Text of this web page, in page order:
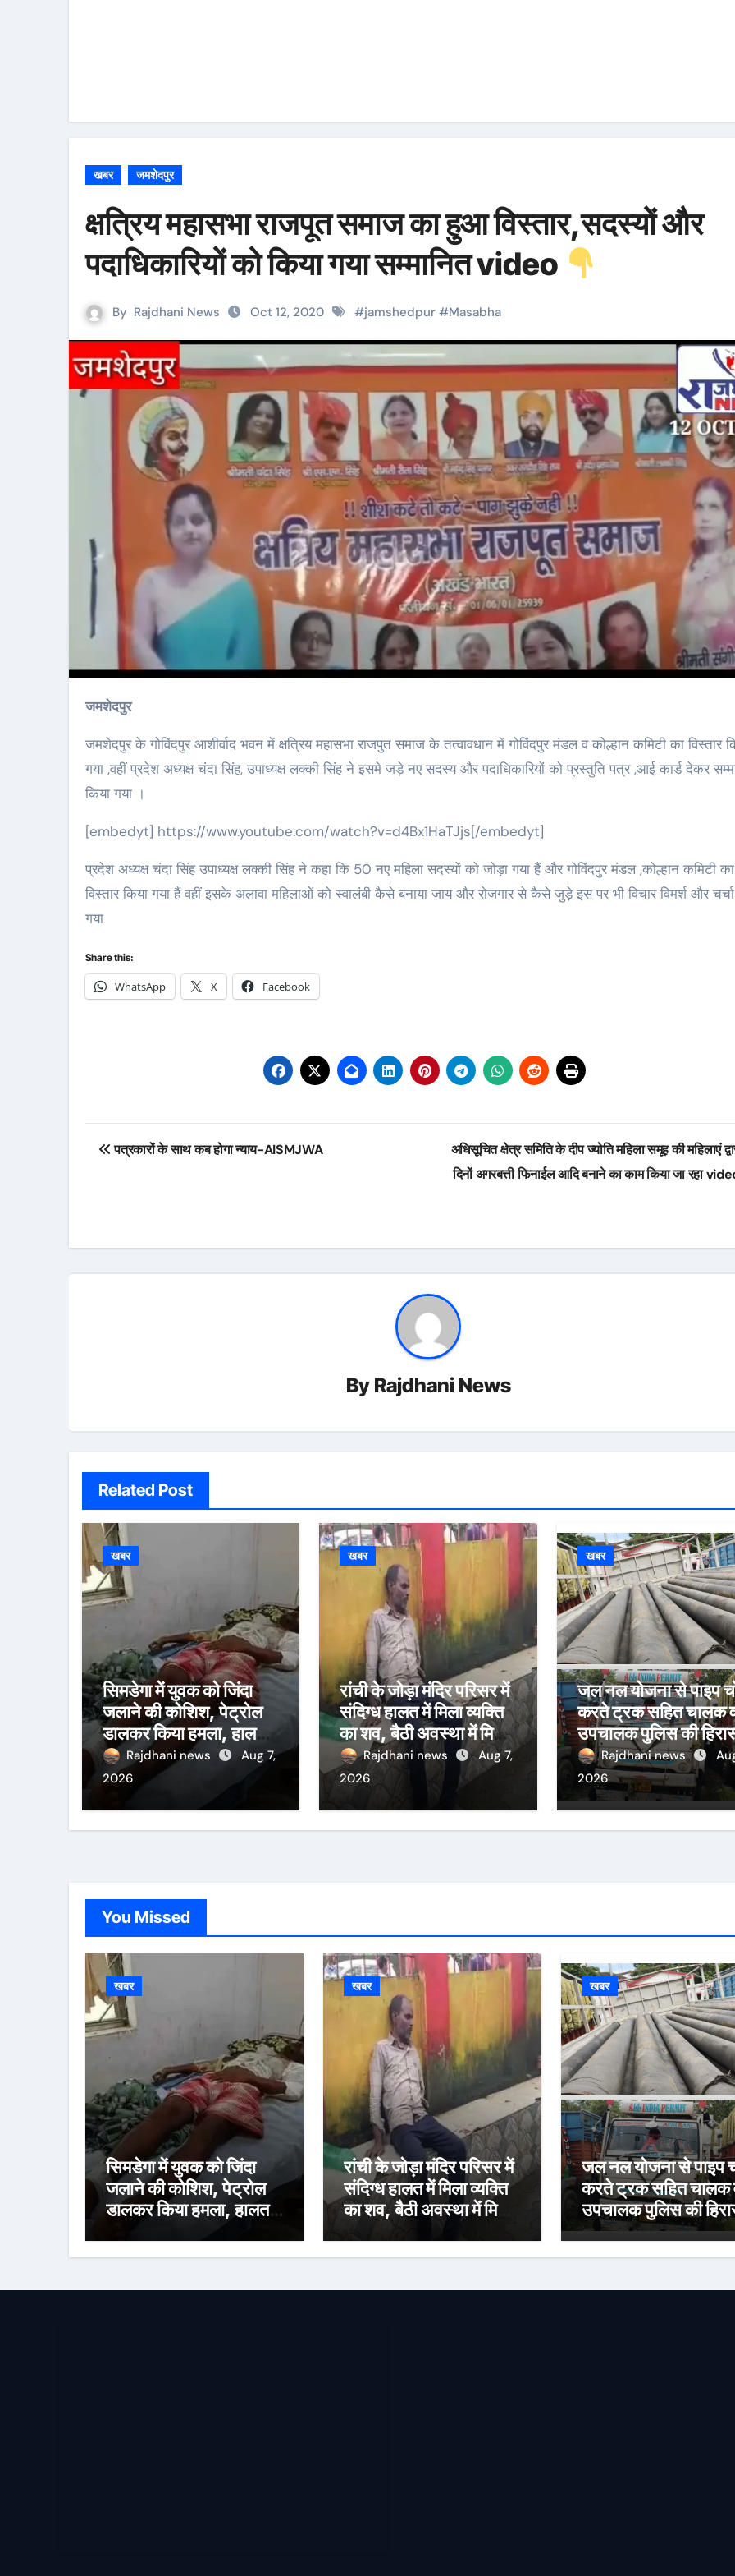
खबर जमशेदपुर
क्षत्रिय महासभा राजपूत समाज का हुआ विस्तार,सदस्यों और
पदाधिकारियों को किया गया सम्मानित video
By Rajdhani News Oct 12, 2020 #jamshedpur #Masabha
जमशेदपुर
जमशेदपुर के गोविंदपुर आशीर्वाद भवन में क्षत्रिय महासभा राजपुत समाज के तत्वावधान में गोविंदपुर मंडल व कोल्हान कमिटी का विस्तार
गया ,वहीं प्रदेश अध्यक्ष चंदा सिंह, उपाध्यक्ष लक्की सिंह ने इसमे जड़े नए सदस्य और पदाधिकारियों को प्रस्तुति पत्र ,आई कार्ड देकर
किया गया ।
[embedyt] https://www.youtube.com/watch?v=d4Bx1HaTJjs[/embedyt]
प्रदेश अध्यक्ष चंदा सिंह उपाध्यक्ष लक्की सिंह ने कहा कि 50 नए महिला सदस्यों को जोड़ा गया हैं और गोविंदपुर मंडल ,कोल्हान कमिटी का
विस्तार किया गया हैं वहीं इसके अलावा महिलाओं को स्वालंबी कैसे बनाया जाय और रोजगार से कैसे जुड़े इस पर भी विचार विमर्श और
गया
Share this:
WhatsApp X Facebook
Post
पत्रकारों के साथ कब होगा न्याय-AISMJWA
अधिसूचित क्षेत्र समिति के दीप ज्योति महिला समूह की महिलाएं
दिनों अगरबत्ती फिनाईल आदि बनाने का काम किया जा रहा
By Rajdhani News
Related Post
खबर
सिमडेगा में युवक को जिंदा
जलाने की कोशिश, पेट्रोल
डालकर किया हमला, हालत
गंभीरRajdhani news
Aug 7,
2026
खबर
रांची के जोड़ा मंदिर परिसर में
संदिग्ध हालत में मिला व्यक्ति
का शव, बैठी अवस्था में मिलने
से बढ़ी रहस्य की गुत्थी
Rajdhani news
Aug 7,
2026
खबर
जल नल योजना से पाइप
करते ट्रक सहित चालक
उपचालक पुलिस की
में
Rajdhani news
2026
You Missed
खबर
सिमडेगा में युवक को जिंदा
जलाने की कोशिश, पेट्रोल
डालकर किया हमला, हालत
खबर
रांची के जोड़ा मंदिर परिसर में
संदिग्ध हालत में मिला व्यक्ति
का शव, बैठी अवस्था में मिलने
खबर
जल नल योजना से पाइप
करते ट्रक सहित चालक
उपचालक पुलिस की
में